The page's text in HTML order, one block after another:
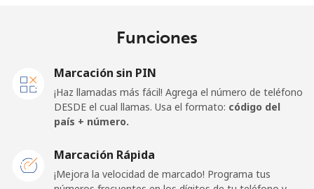
⁦32.5¢⁩
30 min por
Celular
⁦$10⁩
Línea fija ⁦1.5¢⁩
665 min por
Funciones
Marcación sin PIN
¡Haz llamadas más fácil! Agrega el número de teléfono
DESDE el cual llamas. Usa el formato: código del
país + número.
Marcación Rápida
¡Mejora la velocidad de marcado! Programa tus